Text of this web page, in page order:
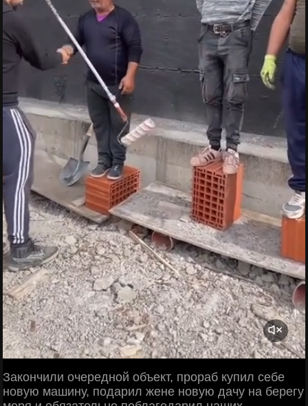
Закончили очередной объект, прораб купил себе
новую машину, подарил жене новую дачу на берегу